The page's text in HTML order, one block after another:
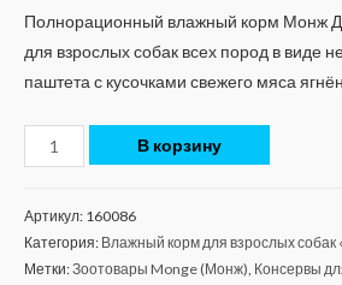
Полнорационный влажный корм Монж
для взрослых собак всех пород в виде
паштета с кусочками свежего мяса
В корзину
Артикул: 160086
Категория: Влажный корм для взрослых собак
Метки:Зоотовары Monge (Монж) Консервы